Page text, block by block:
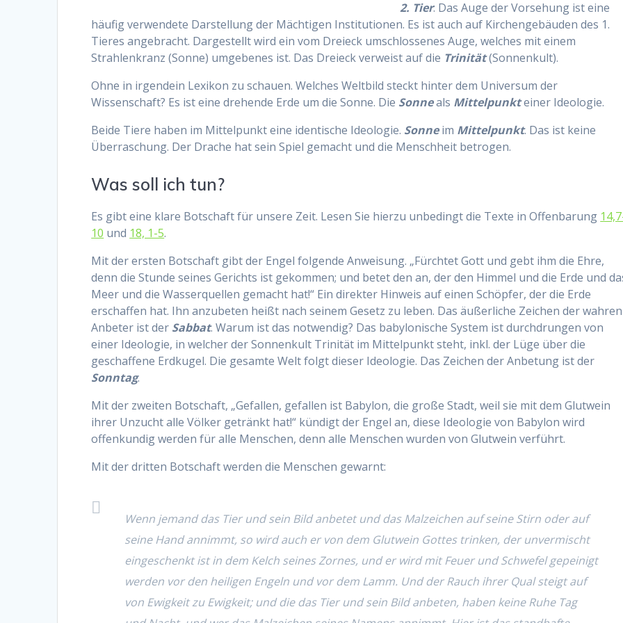
2. Tier: Das Auge der Vorsehung ist eine
häufig verwendete Darstellung der Mächtigen Institutionen. Es ist auch auf Kirchengebäuden des 1.
Tieres angebracht. Dargestellt wird ein vom Dreieck umschlossenes Auge, welches mit einem
Strahlenkranz (Sonne) umgebenes ist. Das Dreieck verweist auf die Trinität(Sonnenkult).
Ohne in irgendein Lexikon zu schauen. Welches Weltbild steckt hinter dem Universum der
Wissenschaft? Es ist eine drehende Erde um die Sonne. Die Sonneals Mittelpunkteiner Ideologie.
Beide Tiere haben im Mittelpunkt eine identische Ideologie. Sonneim Mittelpunkt. Das ist keine
Überraschung. Der Drache hat sein Spiel gemacht und die Menschheit betrogen.
Was soll ich tun?
Es gibt eine klare Botschaft für unsere Zeit. Lesen Sie hierzu unbedingt die Texte in Offenbarung
10 und 18, 1-5.
Mit der ersten Botschaft gibt der Engel folgende Anweisung. „Fürchtet Gott und gebt ihm die Ehre,
denn die Stunde seines Gerichts ist gekommen; und betet den an, der den Himmel und die Erde und
Meer und die Wasserquellen gemacht hat!“ Ein direkter Hinweis auf einen Schöpfer, der die Erde
erschaffen hat. Ihn anzubeten heißt nach seinem Gesetz zu leben. Das äußerliche Zeichen der wahren
Anbeter ist der Sabbat. Warum ist das notwendig? Das babylonische System ist durchdrungen von
einer Ideologie, in welcher der Sonnenkult Trinität im Mittelpunkt steht, inkl. der Lüge über die
geschaffene Erdkugel. Die gesamte Welt folgt dieser Ideologie. Das Zeichen der Anbetung ist der
Sonntag.
Mit der zweiten Botschaft, „Gefallen, gefallen ist Babylon, die große Stadt, weil sie mit dem Glutwein
ihrer Unzucht alle Völker getränkt hat!“ kündigt der Engel an, diese Ideologie von Babylon wird
offenkundig werden für alle Menschen, denn alle Menschen wurden von Glutwein verführt.
Mit der dritten Botschaft werden die Menschen gewarnt:
Wenn jemand das Tier und sein Bild anbetet und das Malzeichen auf seine Stirn oder auf
seine Hand annimmt, so wird auch er von dem Glutwein Gottes trinken, der unvermischt
eingeschenkt ist in dem Kelch seines Zornes, und er wird mit Feuer und Schwefel gepeinigt
werden vor den heiligen Engeln und vor dem Lamm. Und der Rauch ihrer Qual steigt auf
von Ewigkeit zu Ewigkeit; und die das Tier und sein Bild anbeten, haben keine Ruhe Tag